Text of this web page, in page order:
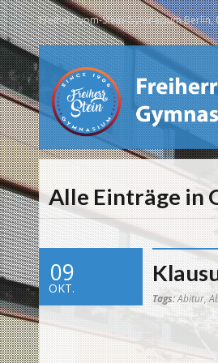
Freiherr-vom-Stein-Gymnasium Berlin,
Alle Einträge in
09
OKT.
Tags:Abitur,